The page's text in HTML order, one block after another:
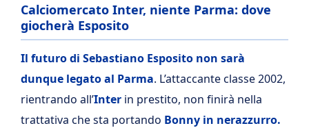
Calciomercato Inter, niente Parma: dove
giocherà Esposito
Il futuro di Sebastiano Esposito non sarà
dunque legato al Parma. L’attaccante classe 2002,
rientrando all’Inter in prestito, non finirà nella
trattativa che sta portando Bonny in nerazzurro.